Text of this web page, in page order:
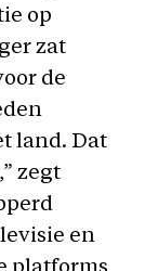
op
zat
de
land. Dat
zegt
en